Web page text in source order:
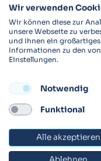
Vitalograph ist ein
EKGs und Bakterien-
als Technologie- und
FOLLOW
© 2026 Vitalograph
Wir verwenden
Wir können diese zur
unsere Webseite zu
und Ihnen ein
Informationen zu den
Einstellungen.
Notwendig
Funktional
Alle akzeptieren